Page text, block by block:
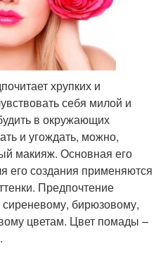
хрупких и
себя милой и
в окружающих
и угождать, можно,
макияж. Основная его
его создания применяются
Предпочтение
сиреневому, бирюзовому,
цветам. Цвет помады –